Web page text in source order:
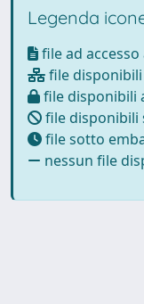
Legenda
file ad
file
file disponibili
file disponibili
file sotto
nessun file